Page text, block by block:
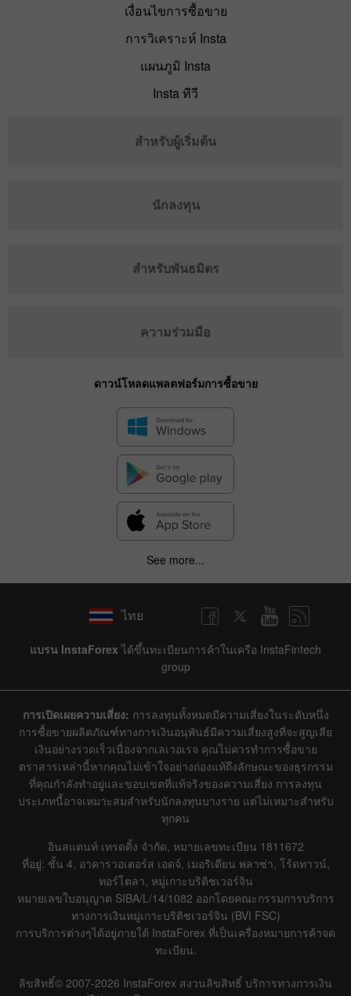
เงื่อนไขการซื้อขาย
การวิเคราะห์ Insta
แผนภูมิ Insta
Insta ทีวี
สำหรับผู้เริ่มต้น
นักลงทุน
สำหรับพันธมิตร
ความร่วมมือ
ดาวน์โหลดแพลตฟอร์มการซื้อขาย
See more...
ไทย
แบรน InstaForex ได้ขึ้นทะเบียนการค้าในเครือ InstaFintech
group
การเปิดเผยความเสี่ยง: การลงทุนทั้งหมดมีความเสี่ยงในระดับหนึ่ง
การซื้อขายผลิตภัณฑ์ทางการเงินอนุพันธ์มีความเสี่ยงสูงที่จะสูญเสีย
เงินอย่างรวดเร็วเนื่องจากเลเวอเรจ คุณไม่ควรทำการซื้อขาย
ตราสารเหล่านี้หากคุณไม่เข้าใจอย่างถ่องแท้ถึงลักษณะของธุรกรรม
ที่คุณกำลังทำอยู่และขอบเขตที่แท้จริงของความเสี่ยง การลงทุน
ประเภทนี้อาจเหมาะสมสำหรับนักลงทุนบางราย แต่ไม่เหมาะสำหรับ
ทุกคน
อินสแตนท์ เทรดดิ้ง จำกัด, หมายเลขทะเบียน 1811672
ที่อยู่: ชั้น 4, อาคารวอเตอร์ส เอดจ์, เมอริเดียน พลาซ่า, โร้ดทาวน์,
ทอร์โตลา, หมู่เกาะบริติชเวอร์จิน
หมายเลขใบอนุญาต SIBA/L/14/1082 ออกโดยคณะกรรมการบริการ
ทางการเงินหมู่เกาะบริติชเวอร์จิน (BVI FSC)
การบริการต่างๆได้อยู่ภายใต้ InstaForex ที่เป็นเครื่องหมายการค้าจด
ทะเบียน.
ลิขสิทธิ์© 2007-2026 InstaForex สงวนลิขสิทธิ์ บริการทางการเงิน